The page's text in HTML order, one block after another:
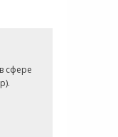
сфере